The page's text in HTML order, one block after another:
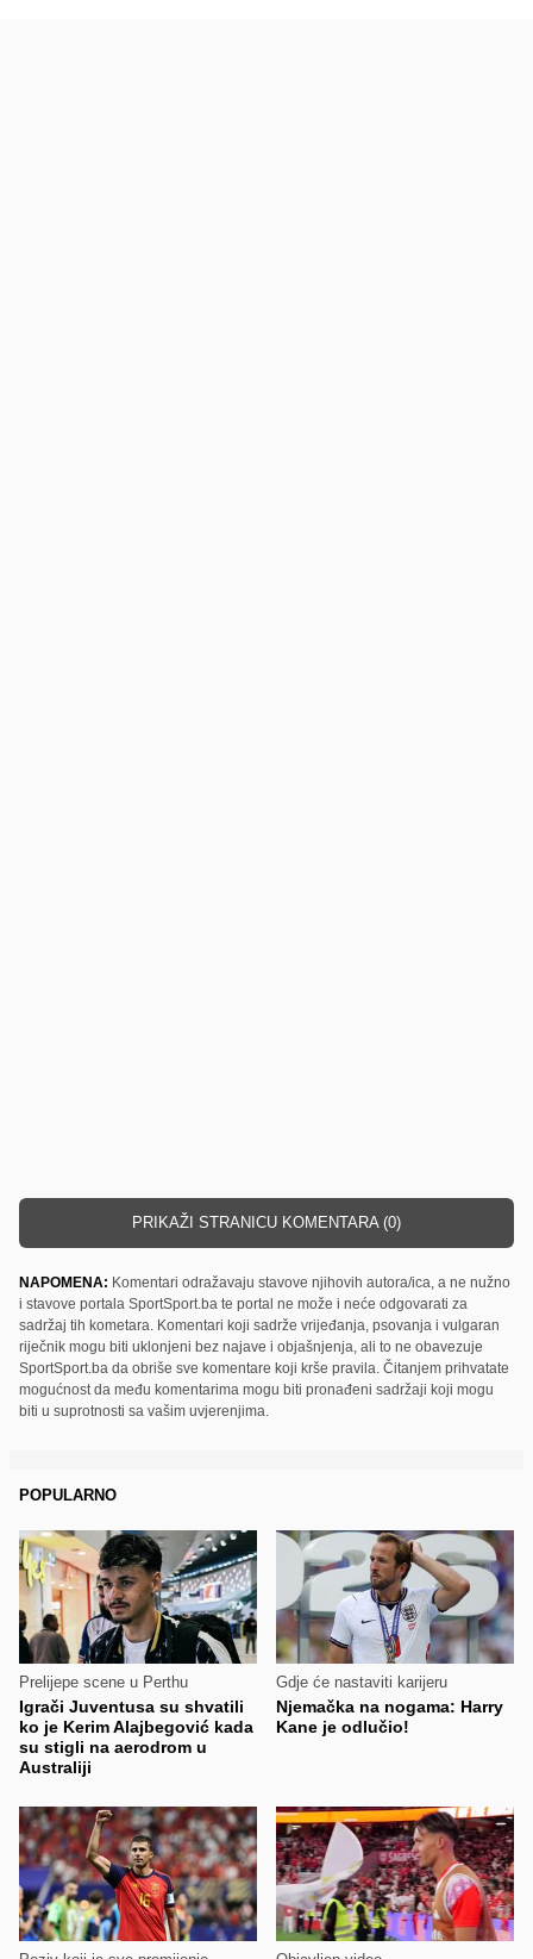
PRIKAŽI STRANICU KOMENTARA (0)
NAPOMENA: Komentari odražavaju stavove njihovih autora/ica, a ne nužno
i stavove portala SportSport.ba te portal ne može i neće odgovarati za
sadržaj tih kometara. Komentari koji sadrže vrijeđanja, psovanja i vulgaran
riječnik mogu biti uklonjeni bez najave i objašnjenja, ali to ne obavezuje
SportSport.ba da obriše sve komentare koji krše pravila. Čitanjem prihvatate
mogućnost da među komentarima mogu biti pronađeni sadržaji koji mogu
biti u suprotnosti sa vašim uvjerenjima.
POPULARNO
Prelijepe scene u Perthu
Igrači Juventusa su shvatili
ko je Kerim Alajbegović kada
su stigli na aerodrom u
Australiji
Gdje će nastaviti karijeru
Njemačka na nogama: Harry
Kane je odlučio!